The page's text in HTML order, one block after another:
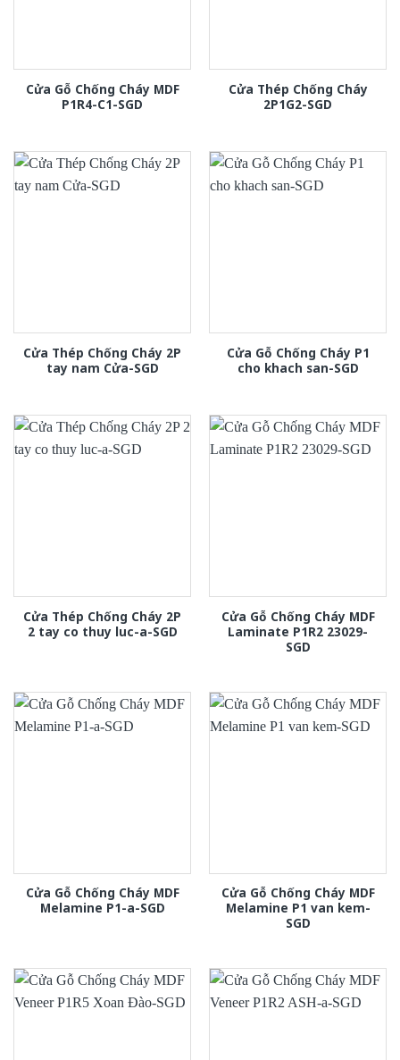
Cửa Gỗ Chống Cháy MDF
P1R4-C1-SGD
Cửa Thép Chống Cháy
2P1G2-SGD
Cửa Thép Chống Cháy 2P
tay nam Cửa-SGD
Cửa Gỗ Chống Cháy P1
cho khach san-SGD
Cửa Thép Chống Cháy 2P
2 tay co thuy luc-a-SGD
Cửa Gỗ Chống Cháy MDF
Laminate P1R2 23029-
SGD
Cửa Gỗ Chống Cháy MDF
Melamine P1-a-SGD
Cửa Gỗ Chống Cháy MDF
Melamine P1 van kem-
SGD